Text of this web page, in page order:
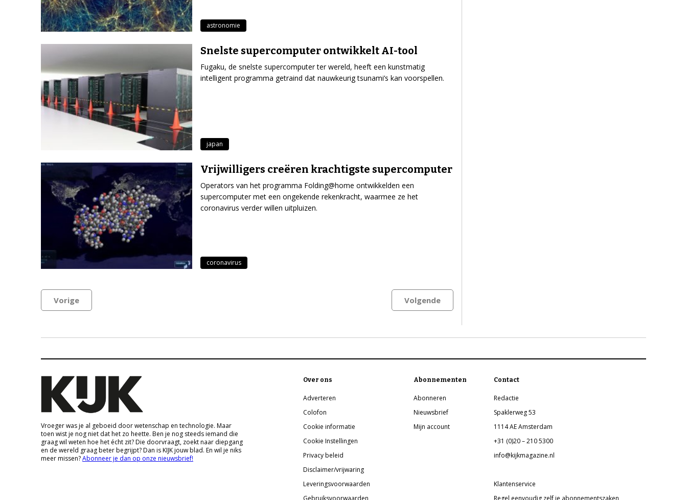
astronomie
Snelste supercomputer ontwikkelt AI-tool
Fugaku, de snelste supercomputer ter wereld, heeft een kunstmatig
intelligent programma getraind dat nauwkeurig tsunami’s kan voorspellen.
japan
Vrijwilligers creëren krachtigste supercomputer
Operators van het programma Folding@home ontwikkelden een
supercomputer met een ongekende rekenkracht, waarmee ze het
coronavirus verder willen uitpluizen.
coronavirus
Vorige Volgende
Vroeger was je al geboeid door wetenschap en technologie. Maar
toen wist je nog niet dat het zo heette. Ben je nog steeds iemand die
graag wil weten hoe het écht zit? Die doorvraagt, zoekt naar diepgang
en de wereld graag beter begrijpt? Dan is KIJK jouw blad. En wil je niks
meer missen?Abonneer je dan op onze nieuwsbrief!
Over ons
Adverteren
Colofon
Cookie informatie
Cookie Instellingen
Privacy beleid
Disclaimer/vrijwaring
Leveringsvoorwaarden
Gebruiksvoorwaarden
Abonnementen
Abonneren
Nieuwsbrief
Mijn account
Contact
Redactie
Spaklerweg 53
1114 AE Amsterdam
+31 (0)20 – 210 5300
info@kijkmagazine.nl
Klantenservice
Regel eenvoudig zelf je abonnementszaken